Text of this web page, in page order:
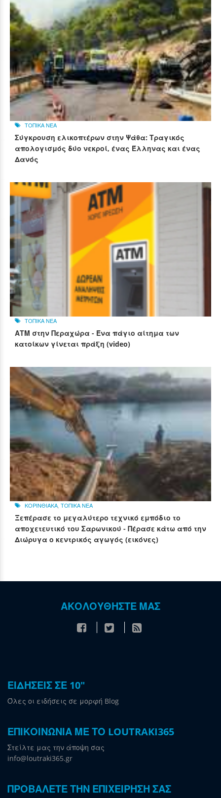
ΤΟΠΙΚΑ ΝΕΑ
Σύγκρουση ελικοπτέρων στην Ψάθα: Τραγικός
απολογισμός δύο νεκροί, ένας Έλληνας και ένας
Δανός
ΤΟΠΙΚΑ ΝΕΑ
ΑΤΜ στην Περαχώρα - Ένα πάγιο αίτημα των
κατοίκων γίνεται πράξη (video)
ΚΟΡΙΝΘΙΑΚΑ ΤΟΠΙΚΑ ΝΕΑ
Ξεπέρασε το μεγαλύτερο τεχνικό εμπόδιο το
αποχετευτικό του Σαρωνικού - Πέρασε κάτω από την
Διώρυγα ο κεντρικός αγωγός (εικόνες)
ΑΚΟΛΟΥΘΗΣΤΕ ΜΑΣ
ΕΙΔΗΣΕΙΣ ΣΕ 10"
Όλες οι ειδήσεις σε μορφή Blog
ΕΠΙΚΟΙΝΩΝΙΑ ΜΕ ΤΟ LOUTRAKI365
Στείλτε μας την άποψη σας
info@loutraki365.gr
ΠΡΟΒΑΛΕΤΕ ΤΗΝ ΕΠΙΧΕΙΡΗΣΗ ΣΑΣ